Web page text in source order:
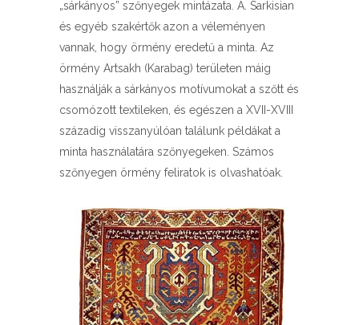
„sárkányos” szőnyegek mintázata. A. Sarkisian
és egyéb szakértők azon a véleményen
vannak, hogy örmény eredetű a minta. Az
örmény Artsakh (Karabag) területen máig
használják a sárkányos motívumokat a szőtt és
csomózott textileken, és egészen a XVII-XVIII
századig visszanyúlóan találunk példákat a
minta használatára szőnyegeken. Számos
szőnyegen örmény feliratok is olvashatóak.